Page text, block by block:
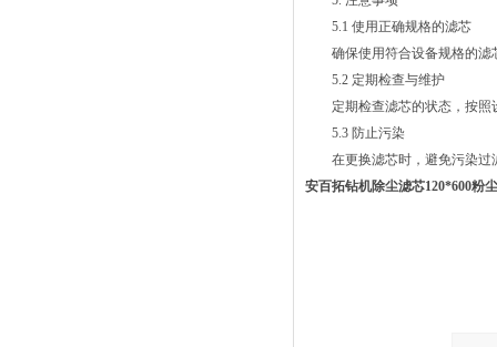
5.1 使用正确规格的滤芯
确保使用符合设备规格的滤
5.2 定期检查与维护
定期检查滤芯的状态，按照
5.3 防止污染
在更换滤芯时，避免污染过
安百拓钻机除尘滤芯120*600粉